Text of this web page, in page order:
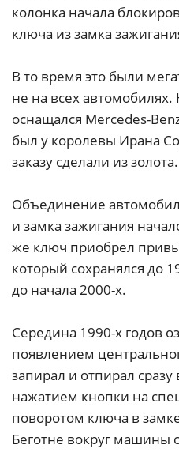
колонка начала
ключа из замка
В то время это были
не на всех
оснащался Mercedes-
был у королевы Ирана
заказу сделали из золота.
Объединение
и замка зажигания
же ключ приобрел
который сохранялся до
до начала 2000-х.
Середина 1990-х годов
появлением
запирал и отпирал
нажатием кнопки на
поворотом ключа в
Беготне вокруг машины